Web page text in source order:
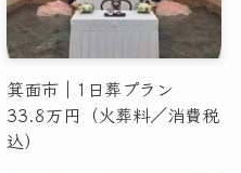
箕面市｜1日葬プラン
33.8万円（火葬料／消費税
込）